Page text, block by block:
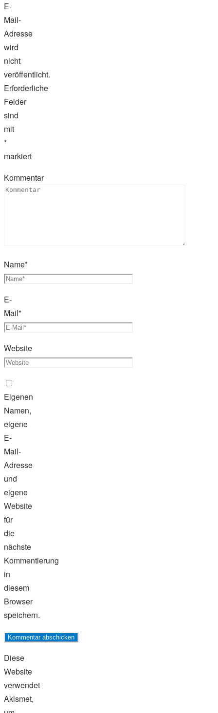
E-
Mail-
Adresse
wird
nicht
veröffentlicht.
Erforderliche
Felder
sind
mit
*
markiert
Kommentar
Name*
E-
Mail*
Website
Eigenen
Namen,
eigene
E-
Mail-
Adresse
und
eigene
Website
für
die
nächste
Kommentierung
in
diesem
Browser
speichern.
Diese
Website
verwendet
Akismet,